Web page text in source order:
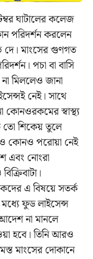
ঘাটালের কলেজ
পরিদর্শন করলেন
দে। মাংসের গুণগত
পচা বা বাসি
মিললেও জানা
নেই। সাথে
কোনওরকমের স্বাস্থ্য
তো শিকেয় তুলে
কোনও পরোয়া নেই
এবং নোংরা
এ বিষয়ে সতর্ক
ফুড লাইসেন্স
না মানলে
হবে। তিনি আরও
মাংসের দোকানে